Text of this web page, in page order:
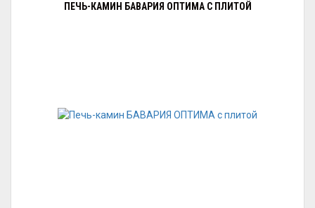
ПЕЧЬ-КАМИН БАВАРИЯ ОПТИМА С ПЛИТОЙ